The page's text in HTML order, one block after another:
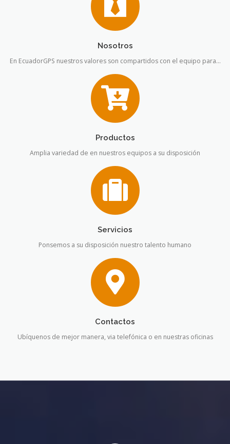
Nosotros
En EcuadorGPS nuestros valores son compartidos con el equipo para…
Productos
Amplia variedad de en nuestros equipos a su disposición
Servicios
Ponsemos a su disposición nuestro talento humano
Contactos
Ubíquenos de mejor manera, via telefónica o en nuestras oficinas